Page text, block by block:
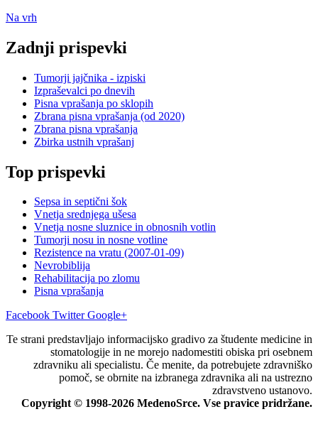
Na vrh
Zadnji prispevki
Tumorji jajčnika - izpiski
Izpraševalci po dnevih
Pisna vprašanja po sklopih
Zbrana pisna vprašanja (od 2020)
Zbrana pisna vprašanja
Zbirka ustnih vprašanj
Top prispevki
Sepsa in septični šok
Vnetja srednjega ušesa
Vnetja nosne sluznice in obnosnih votlin
Tumorji nosu in nosne votline
Rezistence na vratu (2007-01-09)
Nevrobiblija
Rehabilitacija po zlomu
Pisna vprašanja
Facebook Twitter Google+
Te strani predstavljajo informacijsko gradivo za študente medicine in
stomatologije in ne morejo nadomestiti obiska pri osebnem
zdravniku ali specialistu. Če menite, da potrebujete zdravniško
pomoč, se obrnite na izbranega zdravnika ali na ustrezno
zdravstveno ustanovo.
Copyright © 1998-2026 MedenoSrce. Vse pravice pridržane.